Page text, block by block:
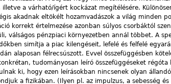
a várható/ígért kockázat megítélésére.
akadnak eltökélt hozamvadászok a világ minden
korrekt értelmezése azonban súlyos csorbáktól
válságos pénzpiaci környezetben annál többet. A
simítja a piac kilengéseit, lefelé és felfelé
alaposan félrecsúszott. Evvel összefüggésben
tudományosan leíró összefüggéseket régóta
ki, hogy ezen leírásokban nincsenek olyan
a fizikában. (Ilyen pl. az impulzus, a sebesség